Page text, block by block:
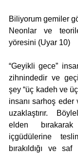
Biliyorum gemiler
Neonlar ve
yöresini (Uyar 10)
“Geyikli gece”
zihnindedir ve
şey “üç kadeh ve üç
insanı sarhoş
uzaklaştırır.
elden
içgüdülerine
bırakıldığı ve